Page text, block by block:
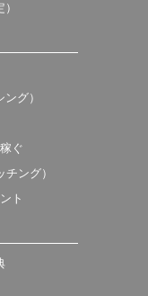
グ）
ぐ
ング）
ト